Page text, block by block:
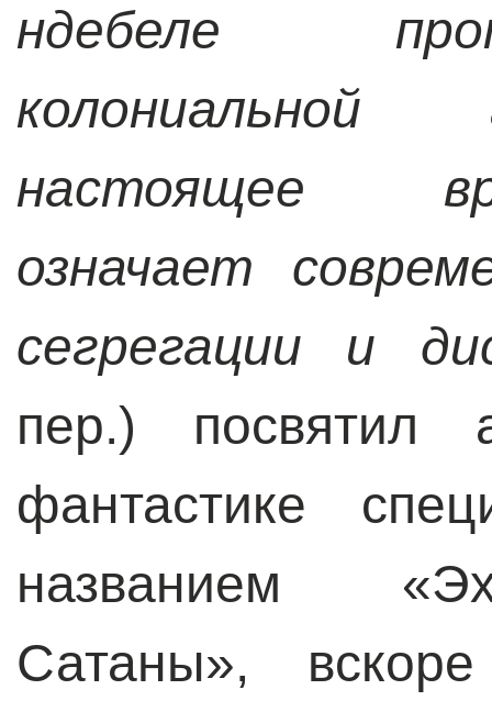
ндебеле
настоящее
означает
сегрегации и
пер.) посвятил
фантастике
названием
Сатаны»,